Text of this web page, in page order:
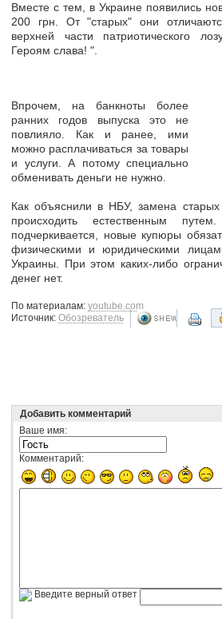
Вместе с тем, в Украине появились
200 грн. От "старых" они
верхней части патриотического
Героям слава! ".
Впрочем, на банкноты более
ранних годов выпуска это не
повлияло. Как и ранее, ими
можно расплачиваться за товары
и услуги. А потому специально
обменивать деньги не нужно
Как объяснили в НБУ, замена
происходить естественным
подчеркивается, новые купюры
физическими и юридическими
Украины. При этом каких-либо
денег нет.
По материалам: youtube.com
Источник: Обозреватель
Добавить комментарий
Ваше имя:
Комментарий:
Введите верный ответ